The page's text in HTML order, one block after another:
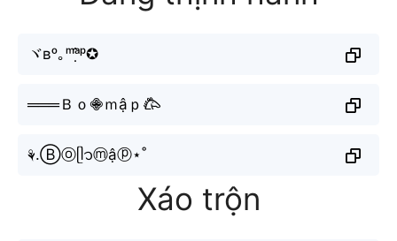
ヾʙᵒ｡ᵐᵃ̣̂ᵖ✪
═══Ｂｏ𖠁ｍậｐ𐂃
⚘.Ⓑⓞᥫ᭡ⓜậⓟ⋆˚
Xáo trộn